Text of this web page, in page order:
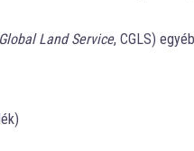
Land Service, CGLS)